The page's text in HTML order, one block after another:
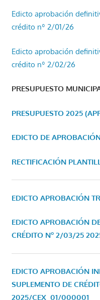
Edicto aprobación
crédito nº 2/01/26
Edicto aprobación
crédito nº 2/02/26
PRESUPUESTO
PRESUPUESTO 2025
EDICTO DE
RECTIFICACIÓN
EDICTO APROBACIÓN
EDICTO APROBACIÓN
CRÉDITO Nº 2/03/25
EDICTO APROBACIÓN
SUPLEMENTO DE
2025/CEX_01/000001